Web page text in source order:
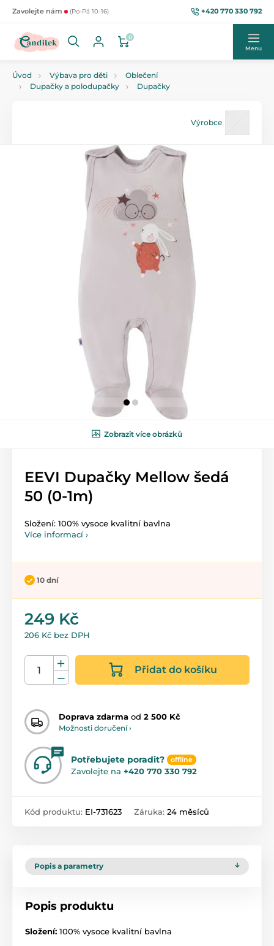
Zavolejte nám (Po-Pá 10-16) +420 770 330 792
0
Menu
Úvod Výbava pro děti
Oblečení
Dupačky a polodupačky
Dupačky
Výrobce
Zobrazit více obrázků
EEVI Dupačky Mellow šedá
50 (0-1m)
Složení: 100% vysoce kvalitní bavlna
Více informací ›
10 dní
249 Kč
206 Kč bez DPH
Přidat do košíku
Doprava zdarma od 2 500 Kč
Možnosti doručení ›
Potřebujete poradit? offline
Zavolejte na +420 770 330 792
Kód produktu: EI-731623 Záruka: 24 měsíců
Popis a parametry
Popis produktu
Složení: 100% vysoce kvalitní bavlna